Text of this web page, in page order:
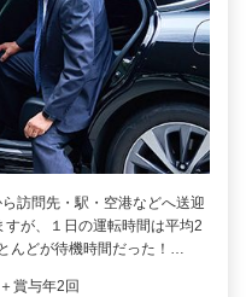
訪問先・駅・空港などへ送迎
すが、１日の運転時間は平均2
んどが待機時間だった！…
賞与年2回